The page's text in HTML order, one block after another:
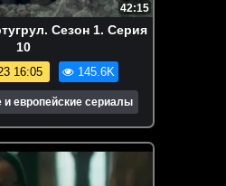
42:15
Сезон 1. Серия
10
16:05 145.6K
и европейские сериалы